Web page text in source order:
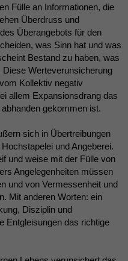
Fülle an Informationen, die
Überdruss und
Überangebots für den
was Sinn hat und was
Bestand zu haben, was
Werteverunsicherung
Kollektiv negativ
allem Expansionsdrang das
gekommen ist.
sich in Übertreibungen
und Angeberei.
und weise mit der Fülle von
Angelegenheiten müssen
und von Vermessenheit und
Mit anderen Worten: ein
Disziplin und
Entgleisungen das richtige